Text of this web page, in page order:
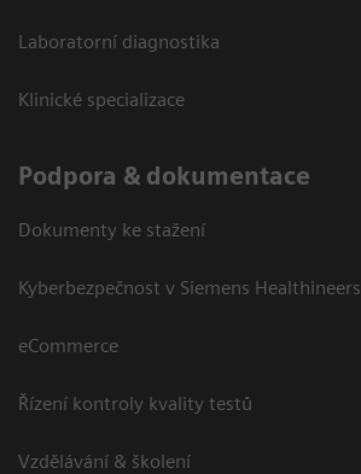
Laboratorní diagnostika
Klinické specializace
Podpora & dokumentace
Dokumenty ke stažení
Kyberbezpečnost v Siemens Healthineers
eCommerce
Řízení kontroly kvality testů
Vzdělávání & školení